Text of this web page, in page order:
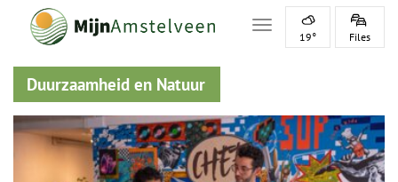
Toggle navigation
19° Files
Duurzaamheid en Natuur